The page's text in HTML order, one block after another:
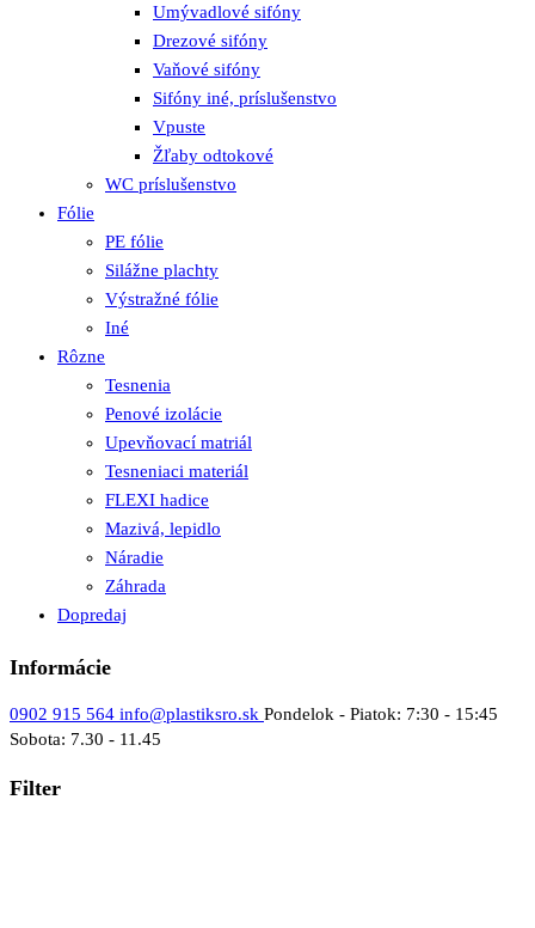
Umývadlové sifóny
Drezové sifóny
Vaňové sifóny
Sifóny iné, príslušenstvo
Vpuste
Žľaby odtokové
WC príslušenstvo
Fólie
PE fólie
Silážne plachty
Výstražné fólie
Iné
Rôzne
Tesnenia
Penové izolácie
Upevňovací matriál
Tesneniaci materiál
FLEXI hadice
Mazivá, lepidlo
Náradie
Záhrada
Dopredaj
Informácie
0902 915 564 info@plastiksro.sk Pondelok - Piatok: 7:30 - 15:45
Sobota: 7.30 - 11.45
Filter